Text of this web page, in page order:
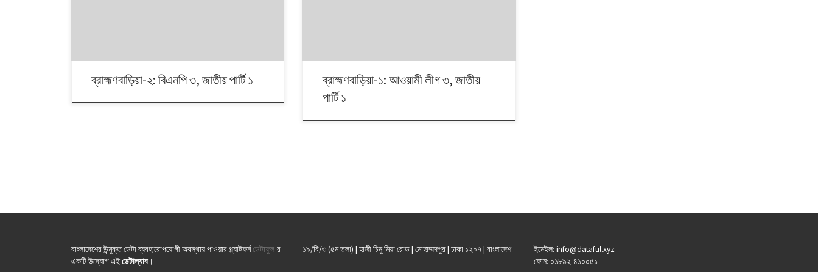
ব্রাহ্মণবাড়িয়া-২: বিএনপি ৩, জাতীয় পার্টি ১
ব্রাহ্মণবাড়িয়া-১: আওয়ামী লীগ ৩, জাতীয়
পার্টি ১
বাংলাদেশের উন্মুক্ত ডেটা ব্যবহারোপযোগী অবস্থায় পাওয়ার প্ল্যাটফর্মডেটাফুল-র
একটি উদ্যোগ এইডেটাল্যাব ।
১৯/বি/৩ (৫ম তলা) | হাজী চিনু মিয়া রোড | মোহাম্মদপুর | ঢাকা ১২০৭ | বাংলাদেশ
ইমেইল: info@dataful.xyz
ফোন: ০১৮৯২-৪১০০৫১